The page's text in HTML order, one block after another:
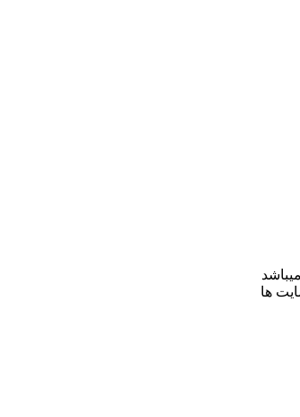
ها